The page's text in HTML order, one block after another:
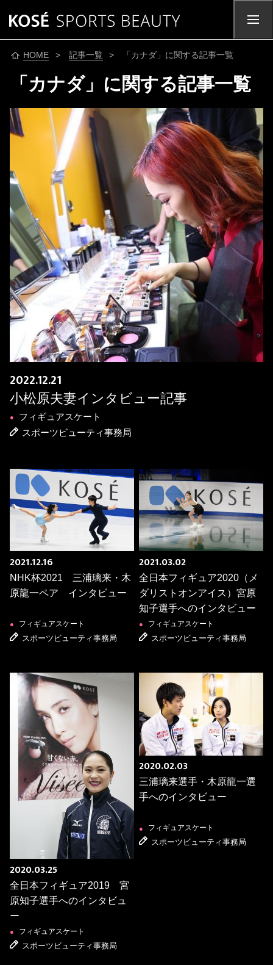
HOME > 記事一覧 > 「カナダ」に関する記事一覧
「カナダ」に関する記事一覧
2022.12.21
小松原夫妻インタビュー記事
●
フィギュアスケート
スポーツビューティ事務局
2021.12.16
NHK杯2021 三浦璃来・木
原龍一ペア インタビュー
● フィギュアスケート
スポーツビューティ事務局
2021.03.02
全日本フィギュア2020（メ
ダリストオンアイス）宮原
知子選手へのインタビュー
● フィギュアスケート
スポーツビューティ事務局
2020.03.25
全日本フィギュア2019 宮
原知子選手へのインタビュ
ー
● フィギュアスケート
スポーツビューティ事務局
2020.02.03
三浦璃来選手・木原龍一選
手へのインタビュー
● フィギュアスケート
スポーツビューティ事務局